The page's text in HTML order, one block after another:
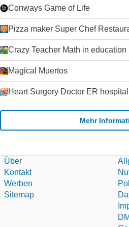
Conways Game of Life
Pizza maker Super Chef
Crazy Teacher Math in education
Magical Muertos
Heart Surgery Doctor ER
Mehr
Über
Kontakt
Werben
Sitemap